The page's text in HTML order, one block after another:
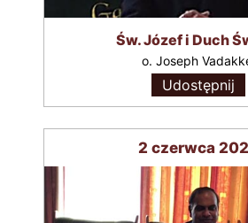
Św. Józef i Duch
o. Joseph
Udostępnij
2 czerwca